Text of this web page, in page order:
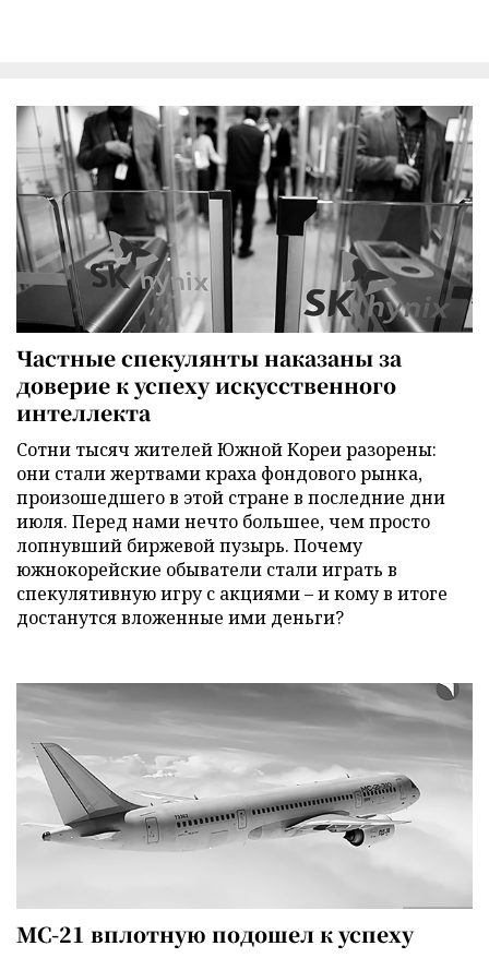
Частные спекулянты наказаны за
доверие к успеху искусственного
интеллекта
Сотни тысяч жителей Южной Кореи разорены:
они стали жертвами краха фондового рынка,
произошедшего в этой стране в последние дни
июля. Перед нами нечто большее, чем просто
лопнувший биржевой пузырь. Почему
южнокорейские обыватели стали играть в
спекулятивную игру с акциями – и кому в итоге
достанутся вложенные ими деньги?
МС-21 вплотную подошел к успеху